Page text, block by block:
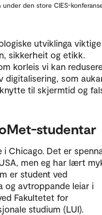
den store CIES-
utviklinga viktige
sikkerheit og etikk.
korleis vi kan
digitalisering, som
til skjermtid og
studentar
i Chicago. Det er
men eg har lært
er student ved
og avtroppande leiar i
Fakultetet for
studium (LUI).